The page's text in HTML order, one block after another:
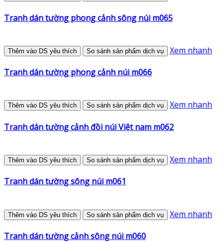
Tranh dán tường phong cảnh sông núi m065
Thêm vào DS yêu thích So sánh sản phẩm dịch vụ Xem nhanh
Tranh dán tường phong cảnh núi m066
Thêm vào DS yêu thích So sánh sản phẩm dịch vụ Xem nhanh
Tranh dán tường cảnh đồi núi Việt nam m062
Thêm vào DS yêu thích So sánh sản phẩm dịch vụ Xem nhanh
Tranh dán tường sông núi m061
Thêm vào DS yêu thích So sánh sản phẩm dịch vụ Xem nhanh
Tranh dán tường cảnh sông núi m060